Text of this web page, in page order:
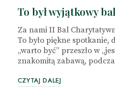
To był wyjątkowy bal
Za nami II Bal
To było piękne spotkanie,
„warto być” przeszło w
znakomitą zabawą,
CZYTAJ DALEJ